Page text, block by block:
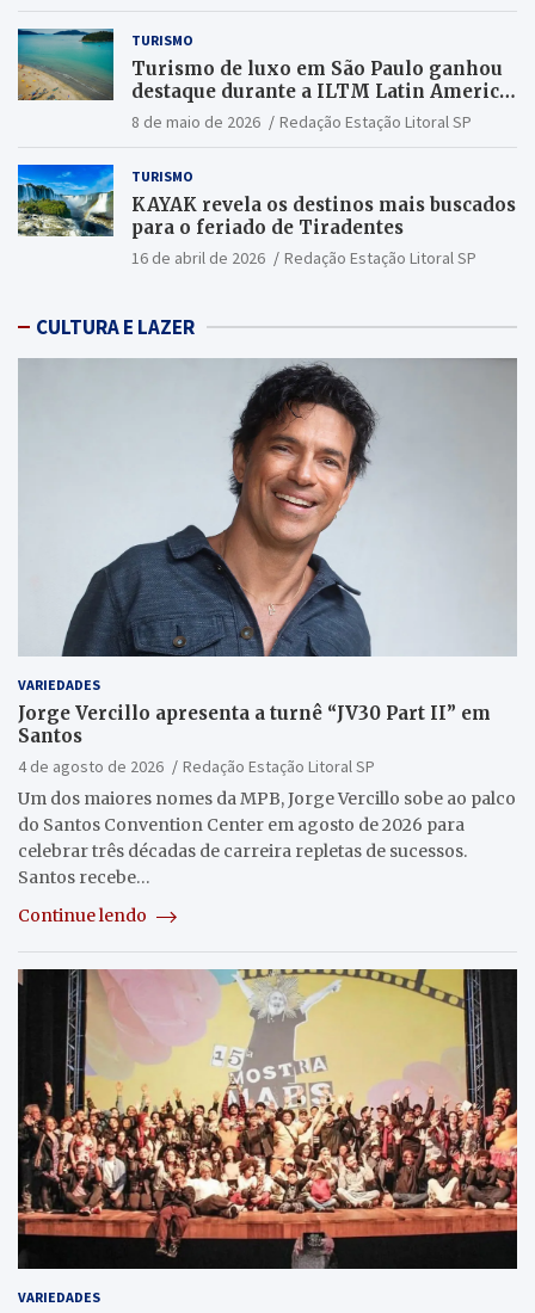
TURISMO
Turismo de luxo em São Paulo ganhou
destaque durante a ILTM Latin America
2026
8 de maio de 2026 Redação Estação Litoral SP
TURISMO
KAYAK revela os destinos mais buscados
para o feriado de Tiradentes
16 de abril de 2026 Redação Estação Litoral SP
CULTURA E LAZER
VARIEDADES
Jorge Vercillo apresenta a turnê “JV30 Part II” em
Santos
4 de agosto de 2026
Redação Estação Litoral SP
Um dos maiores nomes da MPB, Jorge Vercillo sobe ao palco
do Santos Convention Center em agosto de 2026 para
celebrar três décadas de carreira repletas de sucessos.
Santos recebe…
Continue lendo
VARIEDADES